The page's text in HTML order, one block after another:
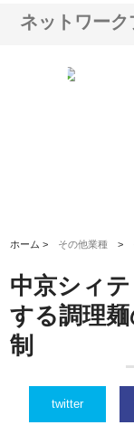
ネットワーク
ホーム > その他業種 >
中京シィ
する調理
制
twitter